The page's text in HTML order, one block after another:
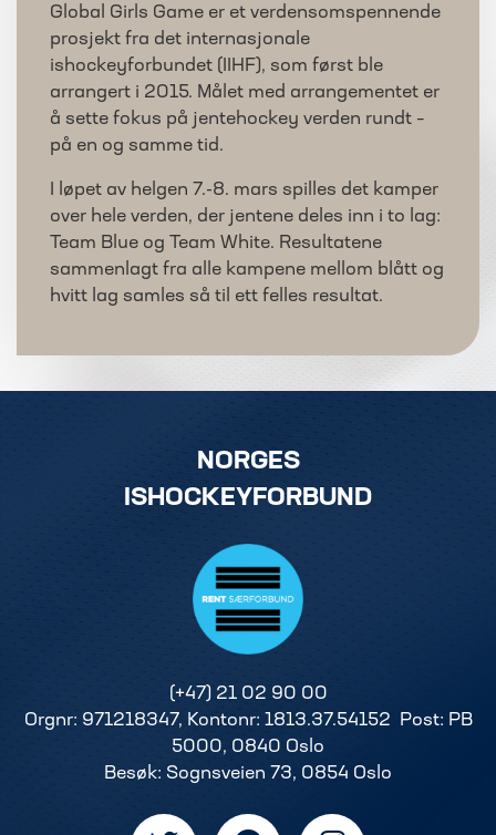
Global Girls Game er et verdensomspennende
prosjekt fra det internasjonale
ishockeyforbundet (IIHF), som først ble
arrangert i 2015. Målet med arrangementet er
å sette fokus på jentehockey verden rundt –
på en og samme tid.
I løpet av helgen 7.-8. mars spilles det kamper
over hele verden, der jentene deles inn i to lag:
Team Blue og Team White. Resultatene
sammenlagt fra alle kampene mellom blått og
hvitt lag samles så til ett felles resultat.
NORGES
ISHOCKEYFORBUND
(+47) 21 02 90 00
Orgnr: 971218347, Kontonr: 1813.37.54152 Post: PB
5000, 0840 Oslo
Besøk: Sognsveien 73, 0854 Oslo